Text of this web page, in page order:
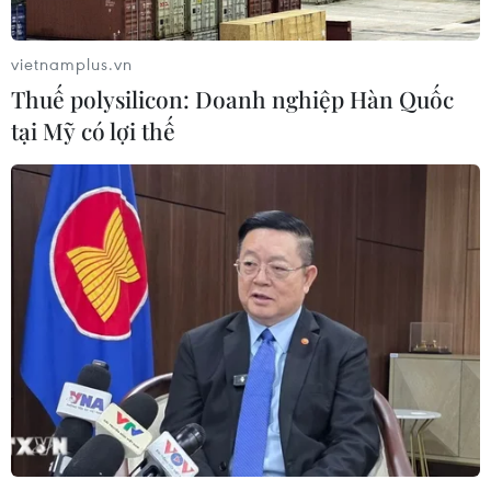
tạo không gian mạng an toàn, nhân
06/08/2026 02:49
Thủ tướng Lê Minh Hưng
phát động hưởng ứng ngày An ninh
mạng Việt Nam
06/08/2026 02:39
Thủ tướng: Bảo đảm an ninh mạng
phải gắn kết giữa bảo vệ hệ thống và
con người
06/08/2026 02:30
Công nghệ Robot Da Vinci
vietnamplus.vn
Thuế polysilicon: Doanh nghiệp Hàn Quốc
tại Mỹ có lợi thế